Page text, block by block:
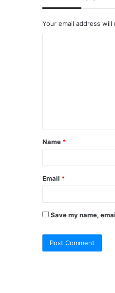
Your email address
Name *
Email *
Save my name,